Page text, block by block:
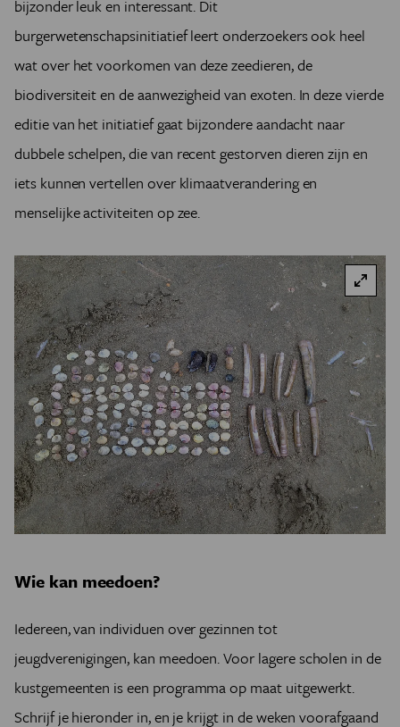
bijzonder leuk en interessant. Dit
burgerwetenschapsinitiatief leert onderzoekers ook heel
wat over het voorkomen van deze zeedieren, de
biodiversiteit en de aanwezigheid van exoten. In deze vierde
editie van het initiatief gaat bijzondere aandacht naar
dubbele schelpen, die van recent gestorven dieren zijn en
iets kunnen vertellen over klimaatverandering en
menselijke activiteiten op zee.
Wie kan meedoen?
Iedereen, van individuen over gezinnen tot
jeugdverenigingen, kan meedoen. Voor lagere scholen in de
kustgemeenten is een programma op maat uitgewerkt.
Schrijf je hieronder in, en je krijgt in de weken voorafgaand